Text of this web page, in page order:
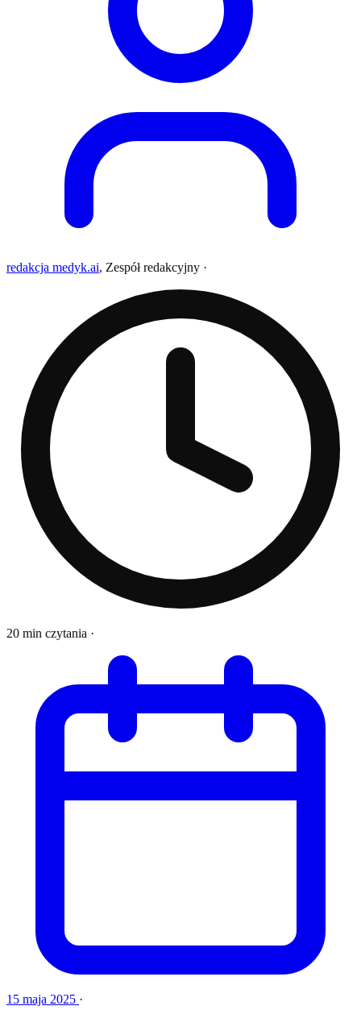
redakcja medyk.ai, Zespół redakcyjny ·
20 min czytania ·
15 maja 2025 ·